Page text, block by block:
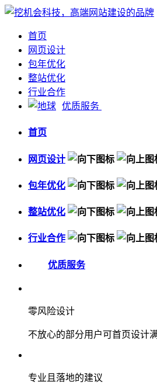
首页
网页设计
包年优化
整站优化
行业合作
优质服务
首页
网页设计
包年优化
整站优化
行业合作
优质服务
零风险设计
不放心的部分用户可首页设计
专业且落地的建议